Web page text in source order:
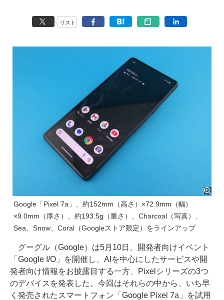
リスト
Google「Pixel 7a」、約152mm（高さ）×72.9mm（幅）
×9.0mm（厚さ）、約193.5g（重さ）、Charcoal（写真）、
Sea、Snow、Coral（Googleストア限定）をラインアップ
グーグル（Google）は5月10日、開発者向けイベント
「Google I/O」を開催し、AIを中心にしたサービスや開
発者向け情報をお披露目する一方、Pixelシリーズの3つ
のデバイスを発表した。今回はそれらの中から、いち早
く発売されたスマートフォン「Google Pixel 7a」を試用